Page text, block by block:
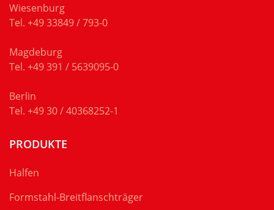
Wiesenburg
Tel. +49 33849 / 793-0
Magdeburg
Tel. +49 391 / 5639095-0
Berlin
Tel. +49 30 / 40368252-1
PRODUKTE
Halfen
Formstahl-Breitflanschträger